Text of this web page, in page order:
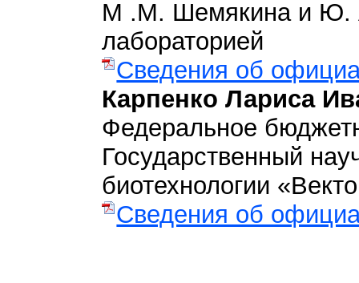
М .М. Шемякина и Ю.
лабораторией
Сведения об
Карпенко Лариса
Федеральное
Государственный
биотехнологии
Сведения об